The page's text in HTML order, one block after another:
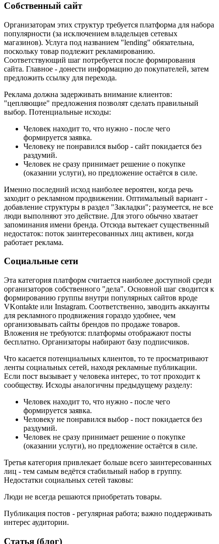
Собственный сайт
Организаторам этих структур требуется платформа для набора
популярности (за исключением владельцев сетевых
магазинов). Услуга под названием "lending" обязательна,
поскольку товар подлежит рекламированию.
Соответствующий шаг потребуется после формирования
сайта. Главное - донести информацию до покупателей, затем
предложить ссылку для перехода.
Реклама должна задерживать внимание клиентов:
"цепляющие" предложения позволят сделать правильный
выбор. Потенциальные исходы:
Человек находит то, что нужно - после чего
формируется заявка.
Человеку не понравился выбор - сайт покидается без
раздумий.
Человек не сразу принимает решение о покупке
(оказании услуги), но предложение остаётся в силе.
Именно последний исход наиболее вероятен, когда речь
заходит о рекламном продвижении. Оптимальный вариант -
добавление структуры в раздел "Закладки"; разумеется, не все
люди выполняют это действие. Для этого обычно хватает
запоминания имени бренда. Отсюда вытекает существенный
недостаток: поток заинтересованных лиц активен, когда
работает реклама.
Социальные сети
Эта категория платформ считается наиболее доступной среди
организаторов собственного "дела". Основной шаг сводится к
формированию группы внутри популярных сайтов вроде
VKontakte или Instagram. Соответственно, заводить аккаунты
для рекламного продвижения гораздо удобнее, чем
организовывать сайты брендов по продаже товаров.
Вложения не требуются: платформы отображают посты
бесплатно. Организаторы набирают базу подписчиков.
Что касается потенциальных клиентов, то те просматривают
ленты социальных сетей, находя рекламные публикации.
Если пост вызывает у человека интерес, то тот проходит к
сообществу. Исходы аналогичны предыдущему разделу:
Человек находит то, что нужно - после чего
формируется заявка.
Человеку не понравился выбор - пост покидается без
раздумий.
Человек не сразу принимает решение о покупке
(оказании услуги), но предложение остаётся в силе.
Третья категория привлекает больше всего заинтересованных
лиц - тем самым ведётся стабильный набор в группу.
Недостатки социальных сетей таковы:
Люди не всегда решаются приобретать товары.
Публикация постов - регулярная работа; важно поддерживать
интерес аудитории.
Статья (блог)